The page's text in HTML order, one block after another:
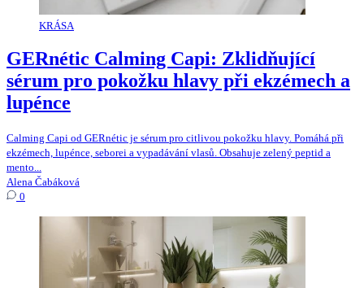
KRÁSA
GERnétic Calming Capi: Zklidňující
sérum pro pokožku hlavy při ekzémech a
lupénce
Calming Capi od GERnétic je sérum pro citlivou pokožku hlavy. Pomáhá při
ekzémech, lupénce, seborei a vypadávání vlasů. Obsahuje zelený peptid a
mento...
Alena Čabáková
0